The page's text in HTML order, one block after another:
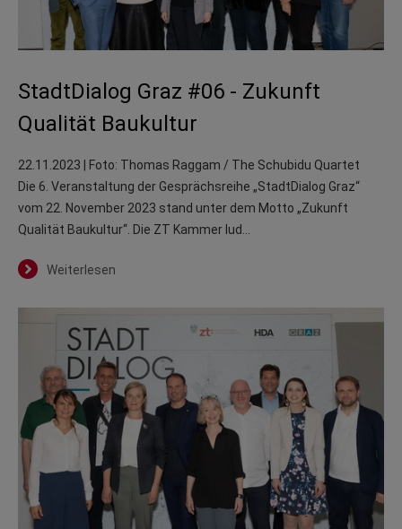
StadtDialog Graz #06 - Zukunft
Qualität Baukultur
22.11.2023
| Foto: Thomas Raggam / The Schubidu Quartet
Die 6. Veranstaltung der Gesprächsreihe „StadtDialog Graz“
vom 22. November 2023 stand unter dem Motto „Zukunft
Qualität Baukultur“. Die ZT Kammer lud…
Weiterlesen